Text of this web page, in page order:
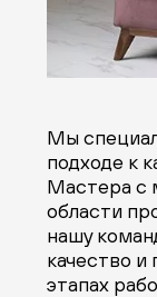
Мы
подходе к
Мастера с
области
нашу
качество
этапах